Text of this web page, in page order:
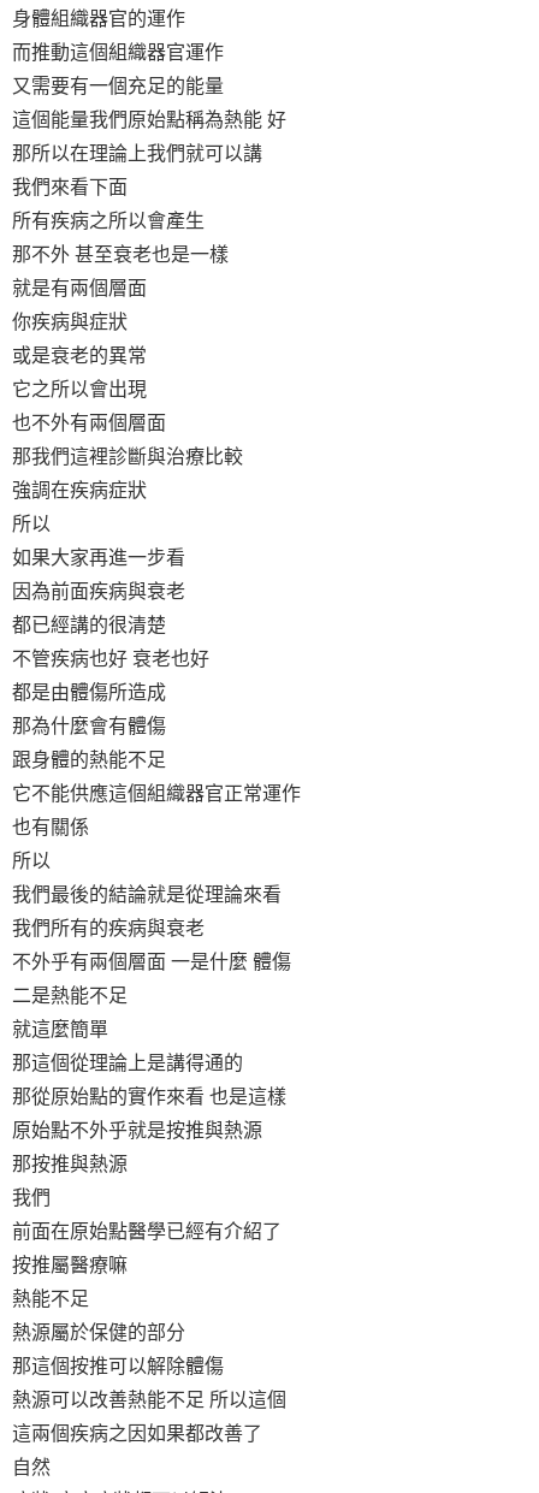
身體組織器官的運作
而推動這個組織器官運作
又需要有一個充足的能量
這個能量我們原始點稱為熱能 好
那所以在理論上我們就可以講
我們來看下面
所有疾病之所以會產生
那不外 甚至衰老也是一樣
就是有兩個層面
你疾病與症狀
或是衰老的異常
它之所以會出現
也不外有兩個層面
那我們這裡診斷與治療比較
強調在疾病症狀
所以
如果大家再進一步看
因為前面疾病與衰老
都已經講的很清楚
不管疾病也好 衰老也好
都是由體傷所造成
那為什麼會有體傷
跟身體的熱能不足
它不能供應這個組織器官正常運作
也有關係
所以
我們最後的結論就是從理論來看
我們所有的疾病與衰老
不外乎有兩個層面 一是什麼 體傷
二是熱能不足
就這麼簡單
那這個從理論上是講得通的
那從原始點的實作來看 也是這樣
原始點不外乎就是按推與熱源
那按推與熱源
我們
前面在原始點醫學已經有介紹了
按推屬醫療嘛
熱能不足
熱源屬於保健的部分
那這個按推可以解除體傷
熱源可以改善熱能不足 所以這個
這兩個疾病之因如果都改善了
自然